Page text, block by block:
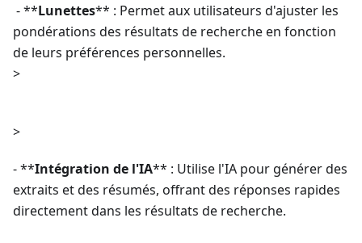
- **Lunettes** : Permet aux utilisateurs d'ajuster les
pondérations des résultats de recherche en fonction
de leurs préférences personnelles.
>
>
- **Intégration de l'IA** : Utilise l'IA pour générer des
extraits et des résumés, offrant des réponses rapides
directement dans les résultats de recherche.